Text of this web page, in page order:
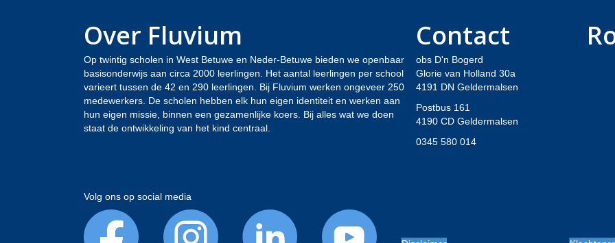
Over Fluvium
Op twintig scholen in West Betuwe en Neder-Betuwe bieden we openbaar
basisonderwijs aan circa 2000 leerlingen. Het aantal leerlingen per school
varieert tussen de 42 en 290 leerlingen. Bij Fluvium werken ongeveer 250
medewerkers. De scholen hebben elk hun eigen identiteit en werken aan
hun eigen missie, binnen een gezamenlijke koers. Bij alles wat we doen
staat de ontwikkeling van het kind centraal.
Contact
obs D'n Bogerd
Glorie van Holland 30a
4191 DN Geldermalsen
Postbus 161
4190 CD Geldermalsen
0345 580 014
Volg ons op social media